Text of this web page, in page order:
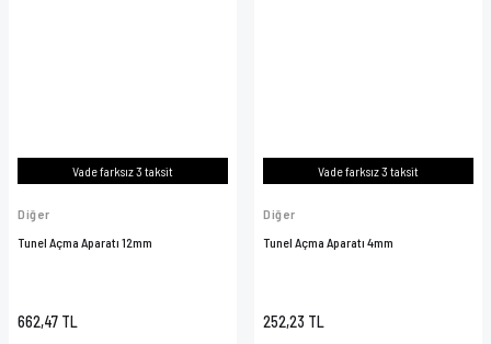
Vade farksız 3 taksit
Diğer
Tunel Açma Aparatı 12mm
662,47 TL
Vade farksız 3 taksit
Diğer
Tunel Açma Aparatı 4mm
252,23 TL